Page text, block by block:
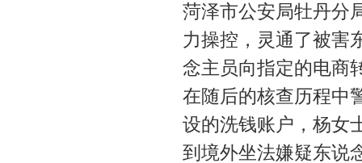
菏泽市公安局牡丹分
力操控，灵通了被害
念主员向指定的电商
在随后的核查历程中
设的洗钱账户，杨女
到境外坐法嫌疑东说